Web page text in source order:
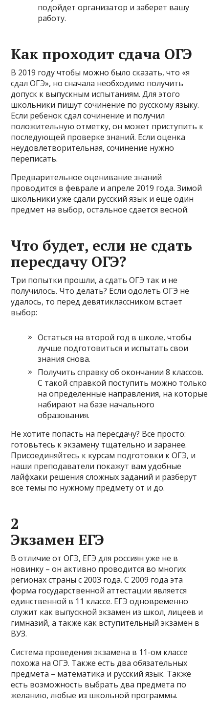
подойдет организатор и заберет вашу
работу.
Как проходит сдача ОГЭ
В 2019 году чтобы можно было сказать, что «я
сдал ОГЭ», но сначала необходимо получить
допуск к выпускным испытаниям. Для этого
школьники пишут сочинение по русскому языку.
Если ребенок сдал сочинение и получил
положительную отметку, он может приступить к
последующей проверке знаний. Если оценка
неудовлетворительная, сочинение нужно
переписать.
Предварительное оценивание знаний
проводится в феврале и апреле 2019 года. Зимой
школьники уже сдали русский язык и еще один
предмет на выбор, остальное сдается весной.
Что будет, если не сдать
пересдачу ОГЭ?
Три попытки прошли, а сдать ОГЭ так и не
получилось. Что делать? Если одолеть ОГЭ не
удалось, то перед девятиклассником встает
выбор:
Остаться на второй год в школе, чтобы
лучше подготовиться и испытать свои
знания снова.
Получить справку об окончании 8 классов.
С такой справкой поступить можно только
на определенные направления, на которые
набирают на базе начального
образования.
Не хотите попасть на пересдачу? Все просто:
готовьтесь к экзамену тщательно и заранее.
Присоединяйтесь к курсам подготовки к ОГЭ, и
наши преподаватели покажут вам удобные
лайфхаки решения сложных заданий и разберут
все темы по нужному предмету от и до.
2
Экзамен ЕГЭ
В отличие от ОГЭ, ЕГЭ для россиян уже не в
новинку – он активно проводится во многих
регионах страны с 2003 года. С 2009 года эта
форма государственной аттестации является
единственной в 11 классе. ЕГЭ одновременно
служит как выпускной экзамен из школ, лицеев и
гимназий, а также как вступительный экзамен в
ВУЗ.
Система проведения экзамена в 11-ом классе
похожа на ОГЭ. Также есть два обязательных
предмета – математика и русский язык. Также
есть возможность выбрать два предмета по
желанию, любые из школьной программы.